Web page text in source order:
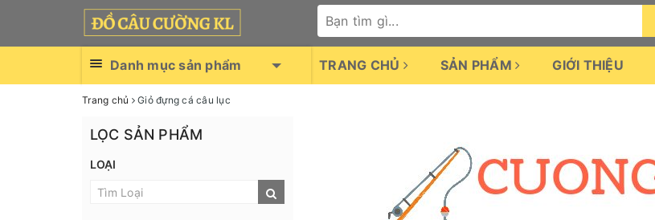
Danh mục sản phẩm TRANG CHỦ SẢN PHẨM GIỚI THIỆU
Trang chủ Giỏ đựng cá câu lục
LỌC SẢN PHẨM
LOẠI